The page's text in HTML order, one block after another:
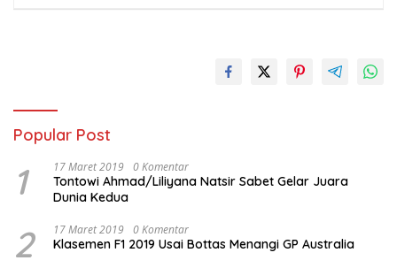
Popular Post
1 17 Maret 2019 0 Komentar
Tontowi Ahmad/Liliyana Natsir Sabet Gelar Juara
Dunia Kedua
2 17 Maret 2019 0 Komentar
Klasemen F1 2019 Usai Bottas Menangi GP Australia